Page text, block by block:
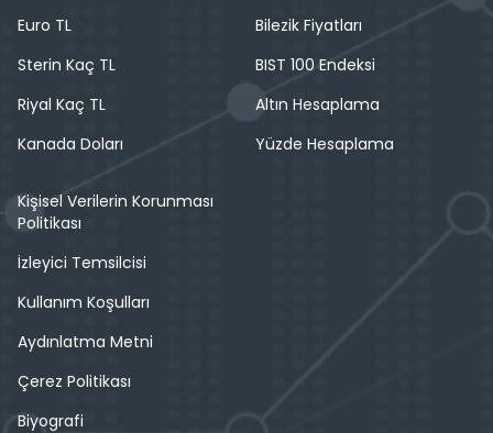
Euro TL
Sterin Kaç TL
Riyal Kaç TL
Kanada Doları
Bilezik Fiyatları
BIST 100 Endeksi
Altın Hesaplama
Yüzde Hesaplama
Kişisel Verilerin Korunması
Politikası
İzleyici Temsilcisi
Kullanım Koşulları
Aydınlatma Metni
Çerez Politikası
Biyografi